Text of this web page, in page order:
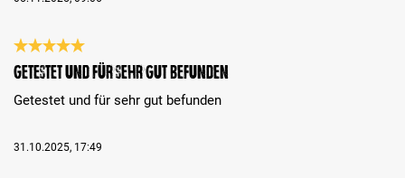
Bewertung mit 5 von 5 Sternen
Getestet und für sehr gut befunden
Getestet und für sehr gut befunden
31.10.2025, 17:49